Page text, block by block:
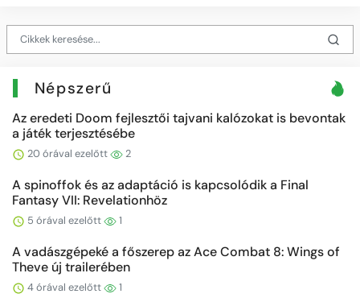
Népszerű
Az eredeti Doom fejlesztői tajvani kalózokat is bevontak
a játék terjesztésébe
20 órával ezelőtt 2
A spinoffok és az adaptáció is kapcsolódik a Final
Fantasy VII: Revelationhöz
5 órával ezelőtt 1
A vadászgépeké a főszerep az Ace Combat 8: Wings of
Theve új trailerében
4 órával ezelőtt 1